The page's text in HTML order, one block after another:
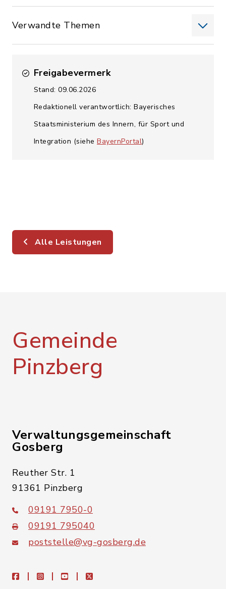
Verwandte Themen
Freigabevermerk
Stand: 09.06.2026
Redaktionell verantwortlich: Bayerisches
Staatsministerium des Innern, für Sport und
Integration (siehe BayernPortal)
Alle Leistungen
Gemeinde
Pinzberg
Verwaltungsgemeinschaft
Gosberg
Reuther Str. 1
91361 Pinzberg
09191 7950-0
09191 795040
poststelle@vg-gosberg.de
facebookinstagramyoutubeX